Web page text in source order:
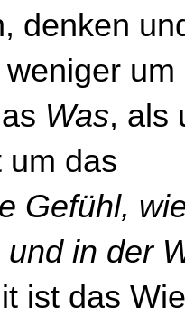
denken
um
Was, als
um das
Gefühl,
in der
ist das